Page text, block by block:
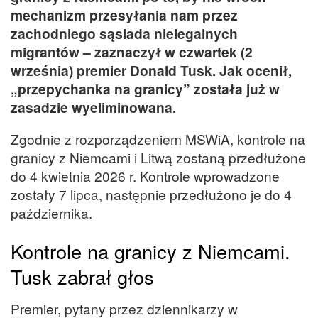
mechanizm przesyłania nam przez
zachodniego sąsiada nielegalnych
migrantów – zaznaczył w czwartek (2
września) premier Donald Tusk. Jak ocenił,
„przepychanka na granicy” została już w
zasadzie wyeliminowana.
Zgodnie z rozporządzeniem MSWiA, kontrole na
granicy z Niemcami i Litwą zostaną przedłużone
do 4 kwietnia 2026 r. Kontrole wprowadzone
zostały 7 lipca, następnie przedłużono je do 4
października.
Kontrole na granicy z Niemcami.
Tusk zabrał głos
Premier, pytany przez dziennikarzy w